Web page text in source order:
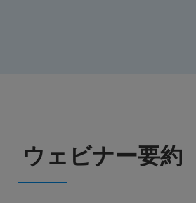
ウェビナー要約